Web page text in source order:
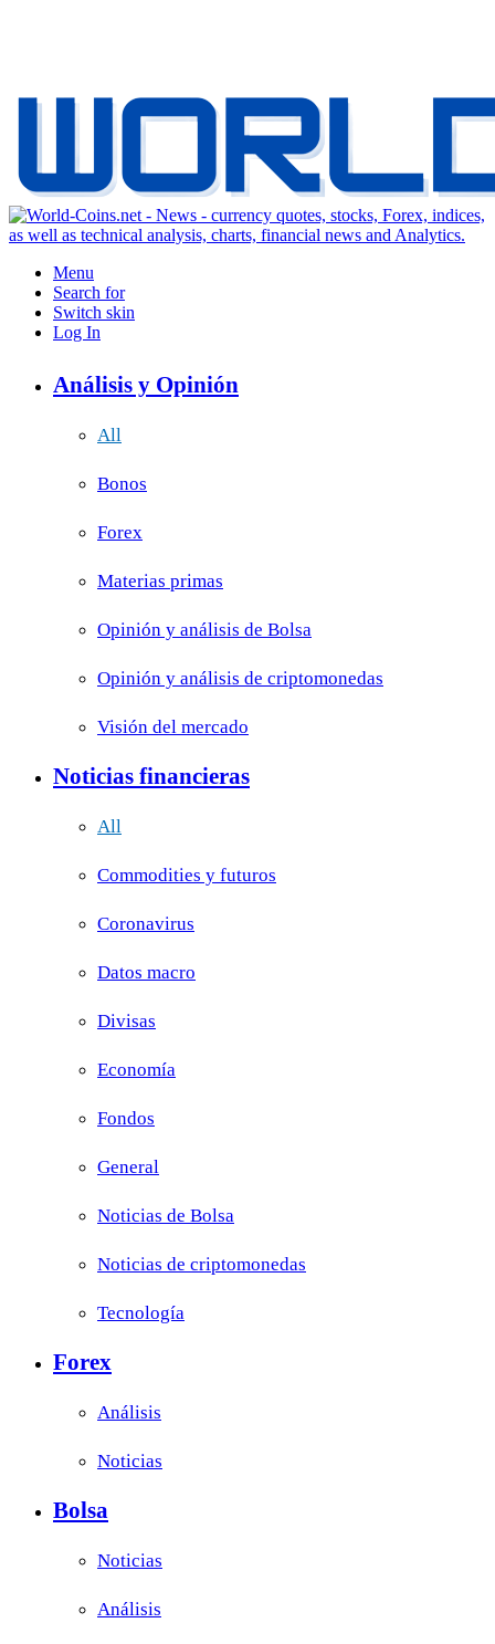
Menu
Search for
Switch skin
Log In
Análisis y Opinión
All
Bonos
Forex
Materias primas
Opinión y análisis de Bolsa
Opinión y análisis de criptomonedas
Visión del mercado
Noticias financieras
All
Commodities y futuros
Coronavirus
Datos macro
Divisas
Economía
Fondos
General
Noticias de Bolsa
Noticias de criptomonedas
Tecnología
Forex
Análisis
Noticias
Bolsa
Noticias
Análisis